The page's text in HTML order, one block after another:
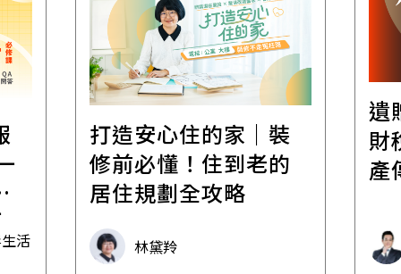
活
打造安心住的家｜裝
修前必懂！住到老的
居住規劃全攻略
林黛羚
遺
財
產